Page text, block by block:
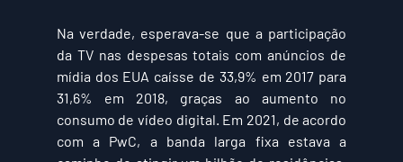
Na verdade, esperava-se que a participação
da TV nas despesas totais com anúncios de
mídia dos EUA caísse de 33,9% em 2017 para
31,6% em 2018, graças ao aumento no
consumo de vídeo digital. Em 2021, de acordo
com a PwC, a banda larga fixa estava a